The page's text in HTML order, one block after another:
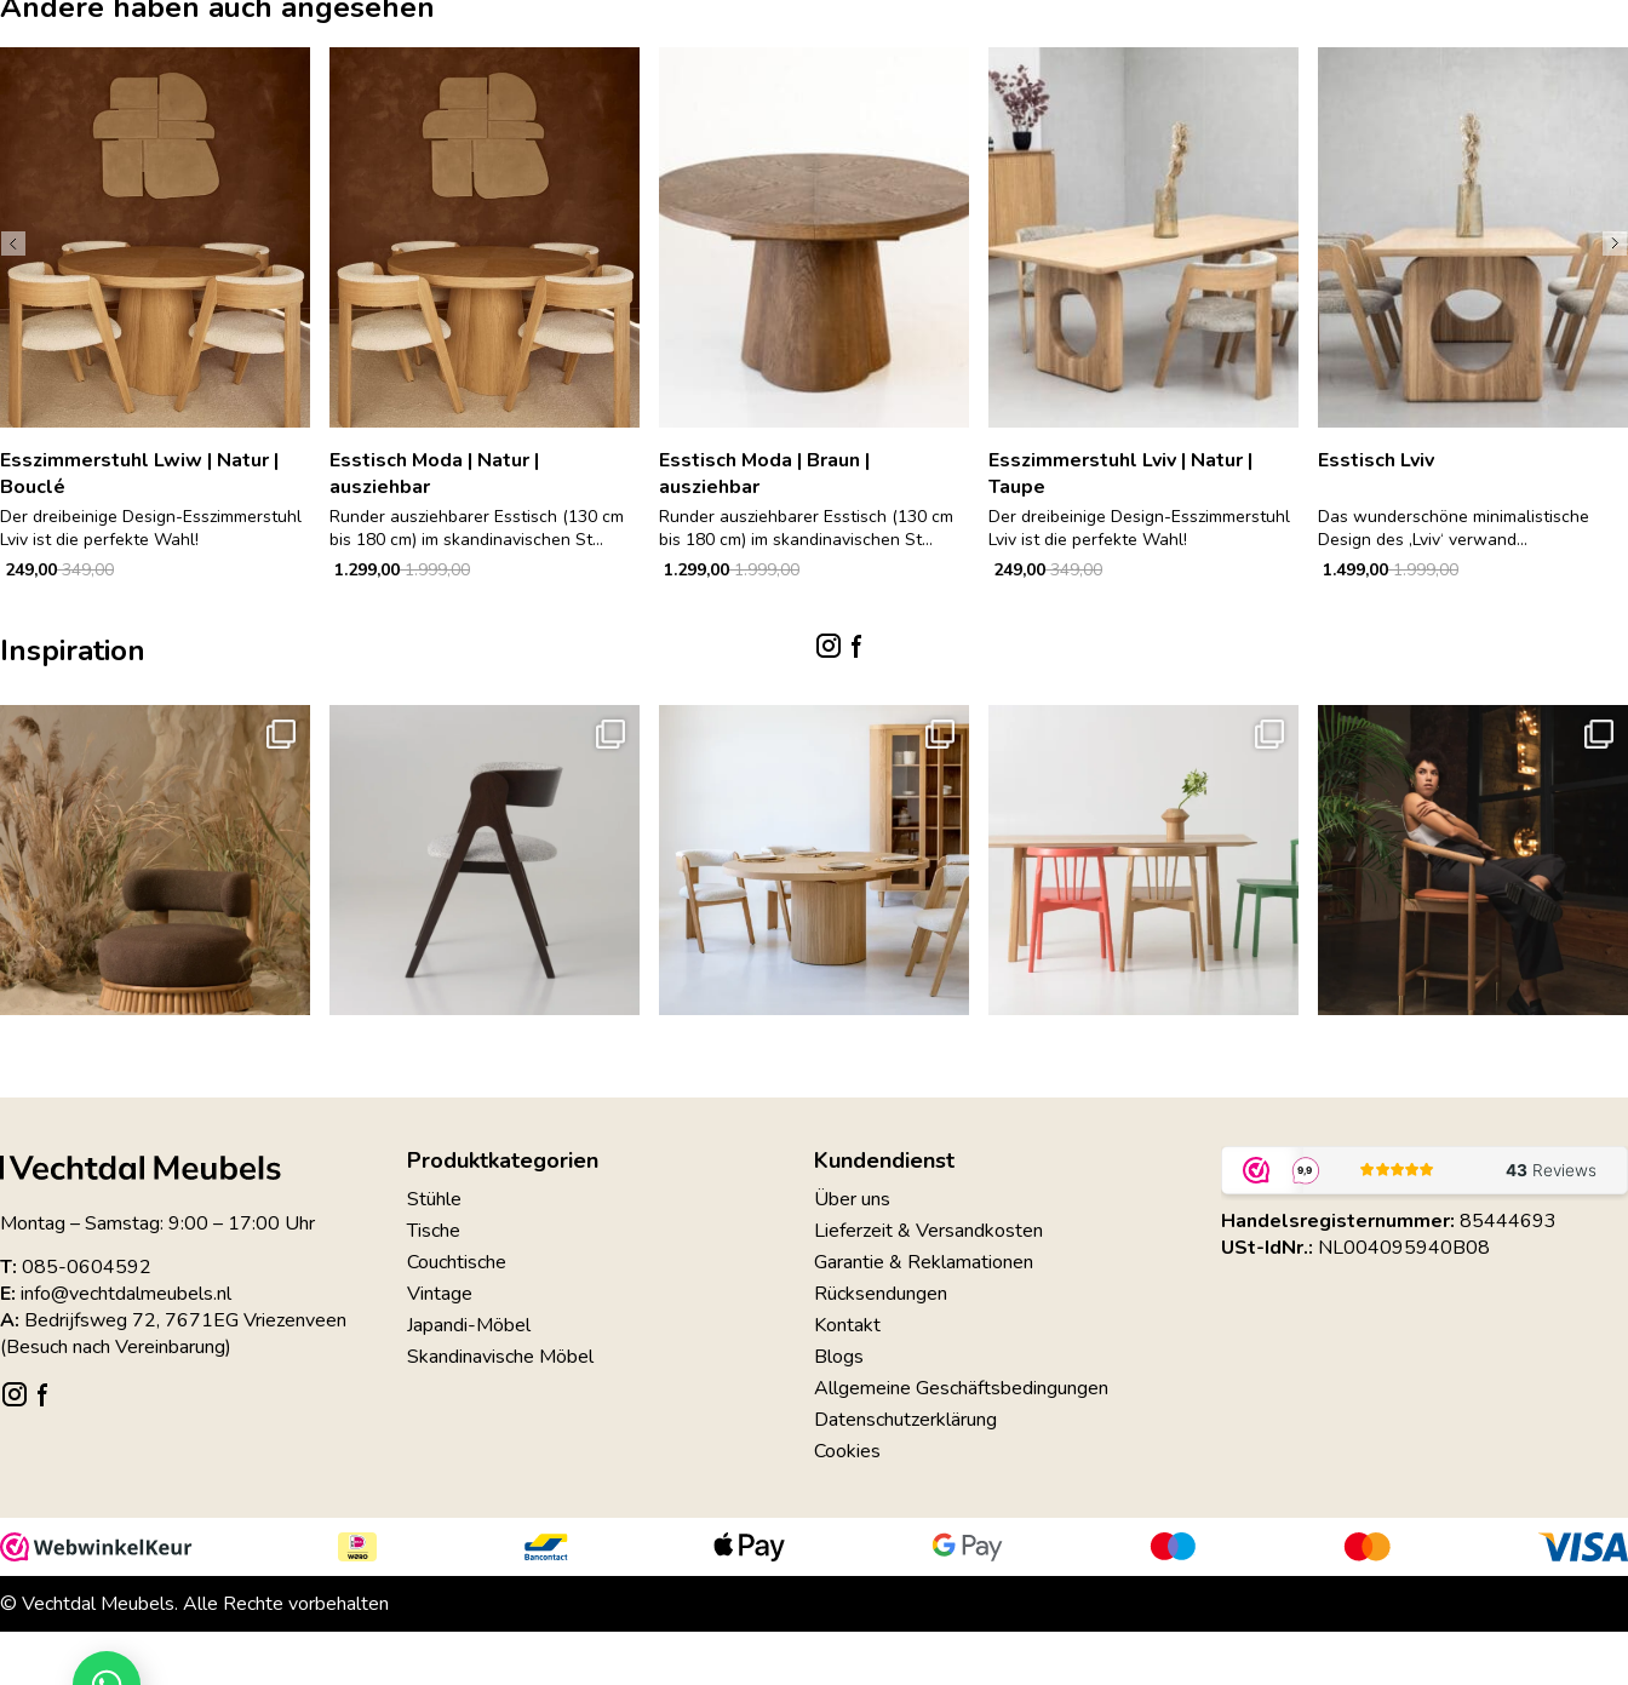
Esszimmerstuhl Lwiw | Natur |
Bouclé
Der dreibeinige Design-Esszimmerstuhl
Lviv ist die perfekte Wahl!
349,00
249,00
Esstisch Moda | Natur |
ausziehbar
Runder ausziehbarer Esstisch (130 cm
bis 180 cm) im skandinavischen St...
1.999,00
1.299,00
Esstisch Moda | Braun |
ausziehbar
Runder ausziehbarer Esstisch (130 cm
bis 180 cm) im skandinavischen St...
1.999,00
1.299,00
Esszimmerstuhl Lviv | Natur |
Taupe
Der dreibeinige Design-Esszimmerstuhl
Lviv ist die perfekte Wahl!
349,00
249,00
Esstisch Lviv
Das wunderschöne minimalistische
Design des ‚Lviv‘ verwand...
1.999,00
1.499,00
Inspiration
Montag – Samstag: 9:00 – 17:00 Uhr
T: 085-0604592
E: info@vechtdalmeubels.nl
A: Bedrijfsweg 72, 7671EG Vriezenveen
(Besuch nach Vereinbarung)
Produktkategorien
Stühle
Tische
Couchtische
Vintage
Japandi-Möbel
Skandinavische Möbel
Kundendienst
Über uns
Lieferzeit & Versandkosten
Garantie & Reklamationen
Rücksendungen
Kontakt
Blogs
Allgemeine Geschäftsbedingungen
Datenschutzerklärung
Cookies
Handelsregisternummer: 85444693
USt-IdNr.: NL004095940B08
© Vechtdal Meubels. Alle Rechte vorbehalten